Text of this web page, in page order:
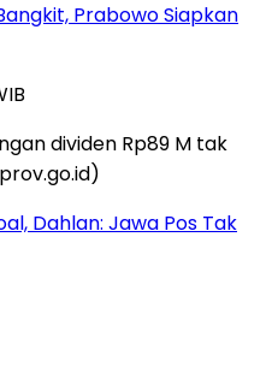
Prabowo Siapkan
Dahlan: Jawa Pos Tak